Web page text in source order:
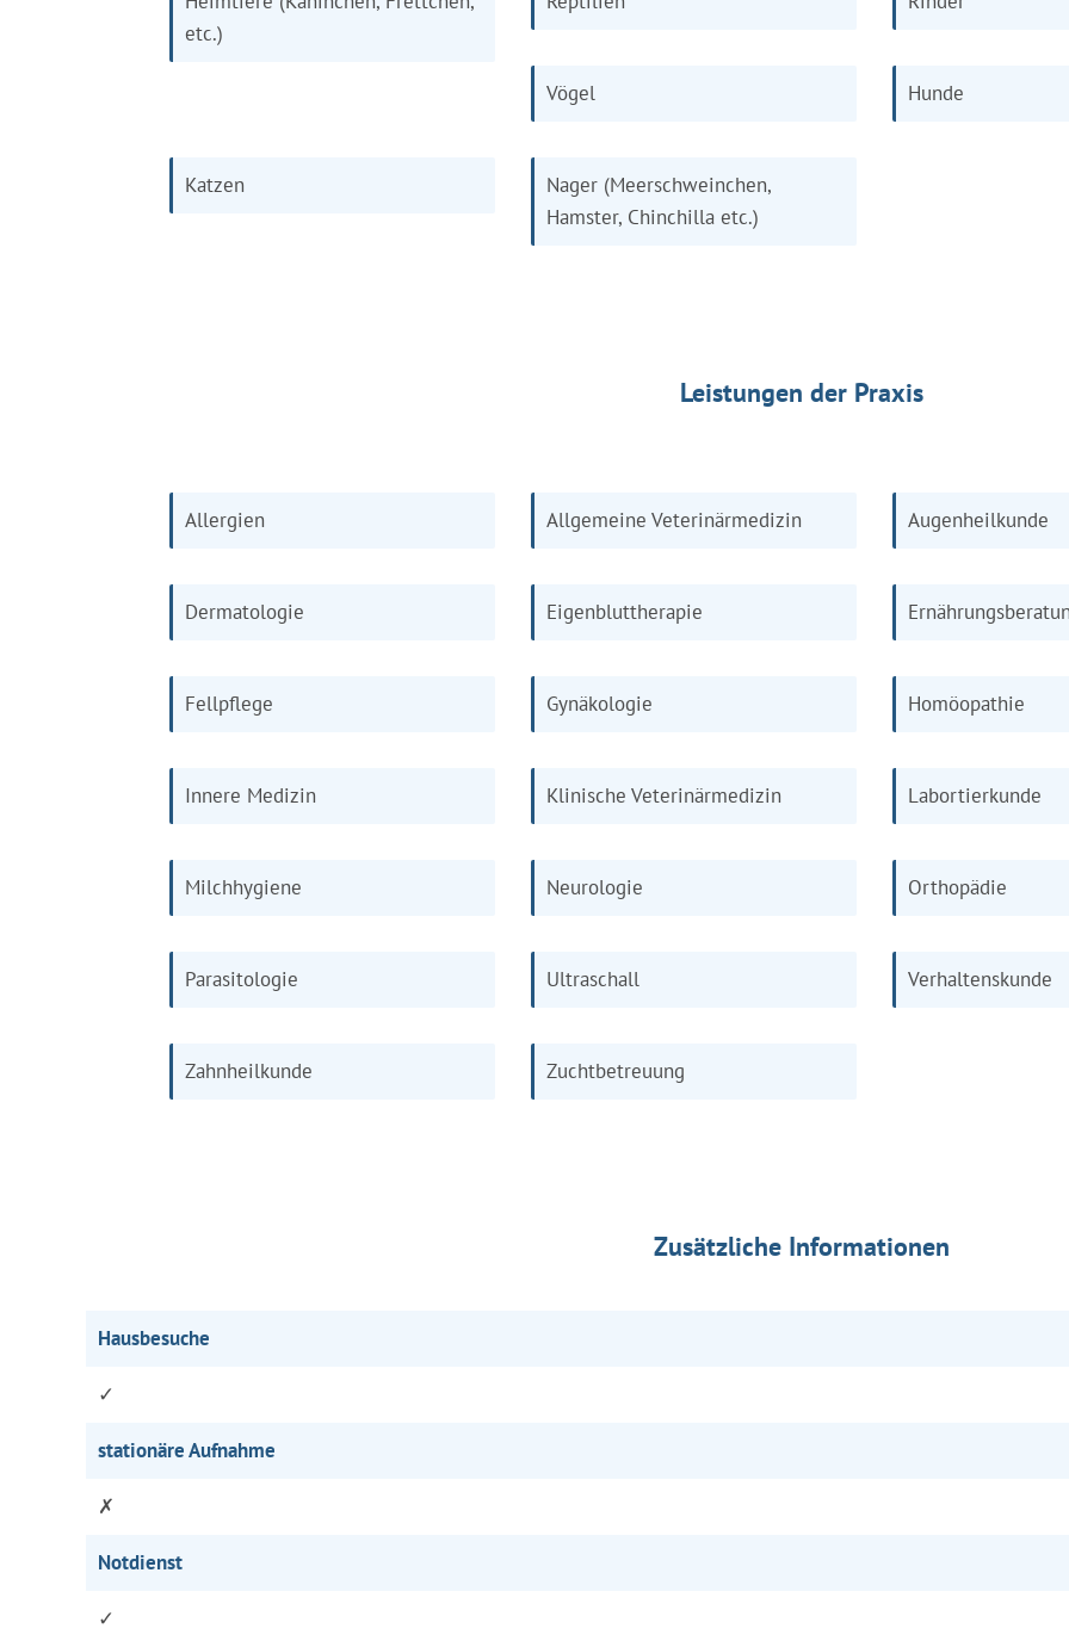
etc.)
Vögel Hunde
Katzen
Nager (Meerschweinchen,
Hamster, Chinchilla etc.)
Leistungen der Praxis
Allergien Allgemeine Veterinärmedizin Augenheilkunde
Dermatologie Eigenbluttherapie
Fellpflege Gynäkologie Homöopathie
Innere Medizin Klinische Veterinärmedizin Labortierkunde
Milchhygiene Neurologie Orthopädie
Parasitologie Ultraschall Verhaltenskunde
Zahnheilkunde Zuchtbetreuung
Zusätzliche Informationen
Hausbesuche
✓
stationäre Aufnahme
✗
Notdienst
✓